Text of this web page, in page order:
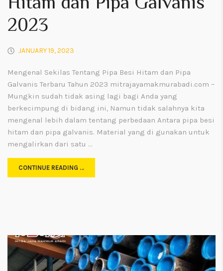
2023
JANUARY 19, 2023
Mengenal Sekilas Tentang Pipa Besi Hitam dan Pipa
Galvanis Terbaru Tahun 2023 mitrajayamakmurabadi.com –
Mungkin sudah tidak asing lagi bagi Anda yang
berkecimpung di bidang ini, Namun tidak salahnya kita
mengenal lebih dalam tentang perbedaan Antara pipa besi
hitam dan pipa galvanis. Material yang di gunakan untuk
mengalirkan dari satu …
CONTINUE READING …